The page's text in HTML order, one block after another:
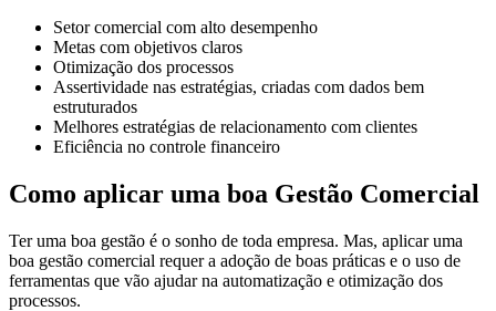
Setor comercial com alto desempenho
Metas com objetivos claros
Otimização dos processos
Assertividade nas estratégias, criadas com dados bem
estruturados
Melhores estratégias de relacionamento com clientes
Eficiência no controle financeiro
Como aplicar uma boa Gestão Comercial
Ter uma boa gestão é o sonho de toda empresa. Mas, aplicar uma
boa gestão comercial requer a adoção de boas práticas e o uso de
ferramentas que vão ajudar na automatização e otimização dos
processos.